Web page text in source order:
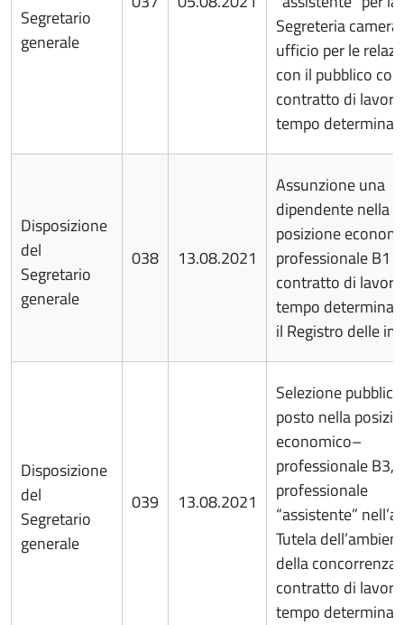
Segretario
generale
Segreteria
ufficio per le
con il pubblico con
contratto di
tempo
Disposizione
del
Segretario
generale
038 13.08.2021
Assunzione una
dipendente nella
posizione
professionale B1
contratto di
tempo
il Registro delle
Disposizione
del
Segretario
generale
039 13.08.2021
Selezione
posto nella
economico–
professionale B3,
professionale
“assistente”
Tutela
della
contratto di
tempo